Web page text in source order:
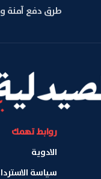
طرق دفع آمنة
روابط تهمك
الادوية
سياسة